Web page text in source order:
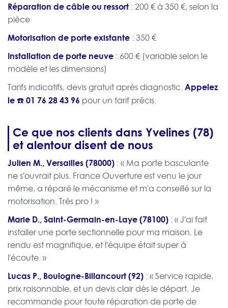
Réparation de câble ou ressort : 200 € à 350 €, selon la
pièce
Motorisation de porte existante : 350 €
Installation de porte neuve : 600 € (variable selon le
modèle et les dimensions)
Tarifs indicatifs, devis gratuit après diagnostic.Appelez
le ☎️01 76 28 43 96 pour un tarif précis.
Ce que nos clients dans Yvelines (78)
et alentour disent de nous
Julien M., Versailles (78000) : « Ma porte basculante
ne s'ouvrait plus. France Ouverture est venu le jour
même, a réparé le mécanisme et m'a conseillé sur la
motorisation. Très pro ! »
Marie D., Saint-Germain-en-Laye (78100) : « J'ai fait
installer une porte sectionnelle pour ma maison. Le
rendu est magnifique, et l'équipe était super à
l'écoute. »
Lucas P., Boulogne-Billancourt (92) : « Service rapide,
prix raisonnable, et un devis clair dès le départ. Je
recommande pour toute réparation de porte de